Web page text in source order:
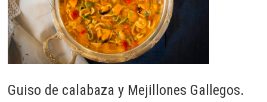
Guiso de calabaza y Mejillones Gallegos.